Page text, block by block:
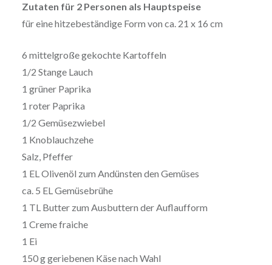
Zutaten für 2 Personen als Hauptspeise
für eine hitzebeständige Form von ca. 21 x 16 cm
6 mittelgroße gekochte Kartoffeln
1/2 Stange Lauch
1 grüner Paprika
1 roter Paprika
1/2 Gemüsezwiebel
1 Knoblauchzehe
Salz, Pfeffer
1 EL Olivenöl zum Andünsten den Gemüses
ca. 5 EL Gemüsebrühe
1 TL Butter zum Ausbuttern der Auflaufform
1 Creme fraiche
1 Ei
150 g geriebenen Käse nach Wahl